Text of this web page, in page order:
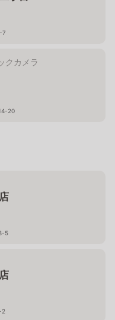
7
クカメラ
20
5
2